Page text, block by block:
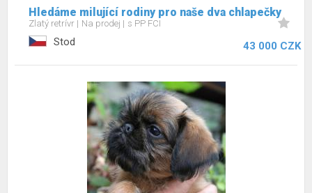
Hledáme milující rodiny pro naše dva chlapečky
Zlatý retrívr Na prodej s PP FCI
Stod 43 000 CZK